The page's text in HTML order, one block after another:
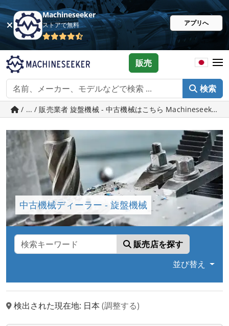
Machineseeker
ストアで無料 アプリへ
検索
販売
/ ... / 販売業者 旋盤機械 - 中古機械はこちら
中古機械ディーラー - 旋盤機械
販売店を探す
並び替え
検出された現在地: 日本 (調整する)